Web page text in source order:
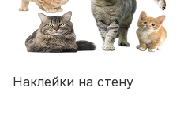
Наклейки на стену